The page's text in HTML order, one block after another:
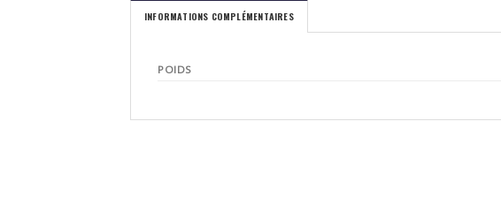
INFORMATIONS COMPLÉMENTAIRES
POIDS